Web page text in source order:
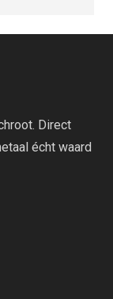
Direct
écht waard